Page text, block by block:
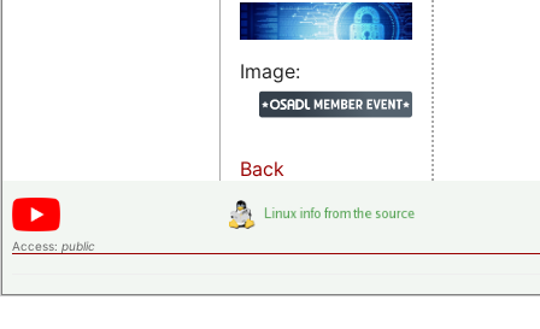
Image:
Back
Access: public